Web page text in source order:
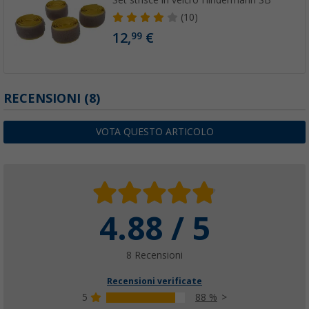
(10)
12,99 €
RECENSIONI (8)
VOTA QUESTO ARTICOLO
4.88 / 5
8 Recensioni
Recensioni verificate
5
88 %